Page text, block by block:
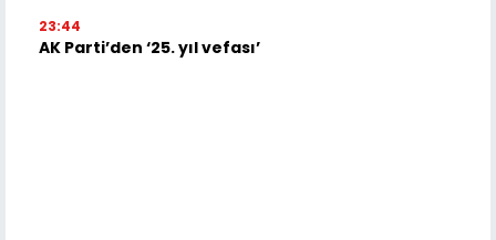
23:44
AK Parti’den ‘25. yıl vefası’